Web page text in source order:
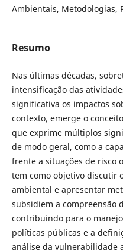
Ambientais, Metodologias,
Resumo
Nas últimas décadas,
intensificação das
significativa os impactos
contexto, emerge o
que exprime múltiplos
de modo geral, como a
frente a situações de risco
tem como objetivo discutir
ambiental e apresentar
subsidiem a compreensão
contribuindo para o
políticas públicas e a
análise da vulnerabilidade